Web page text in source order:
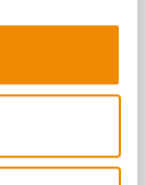
i branschen